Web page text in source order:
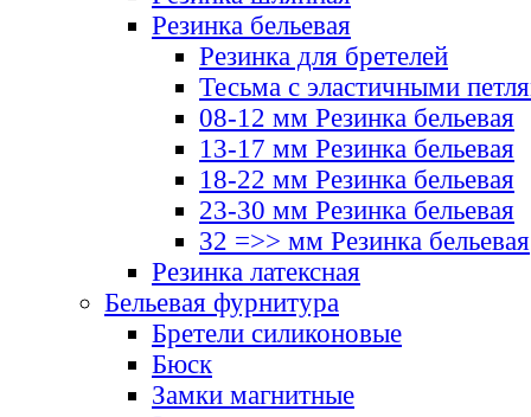
Резинка бельевая
Резинка для бретелей
Тесьма с эластичными
08-12 мм Резинка бельевая
13-17 мм Резинка бельевая
18-22 мм Резинка бельевая
23-30 мм Резинка бельевая
32 =>> мм Резинка бельевая
Резинка латексная
Бельевая фурнитура
Бретели силиконовые
Бюск
Замки магнитные